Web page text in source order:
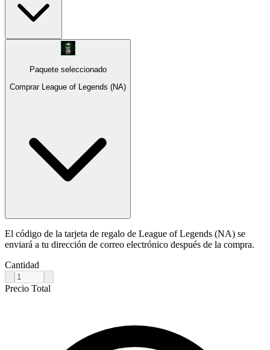
Paquete seleccionado
Comprar League of Legends (NA)
El código de la tarjeta de regalo de League of Legends (NA) se
enviará a tu dirección de correo electrónico después de la compra.
Cantidad
Precio Total